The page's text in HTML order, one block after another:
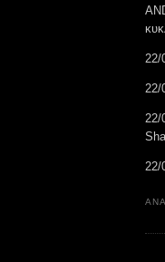
22/
22/
22/
22/